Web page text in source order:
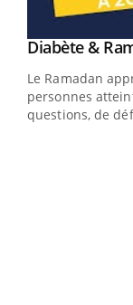
Youtube
Diabète &
Le Ramadan
personnes
questions, de